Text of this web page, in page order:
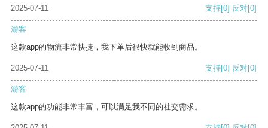
2025-07-11 支持[0] 反对[0]
游客
这款app的物流非常快捷，我下单后很快就能收到商品。
2025-07-11 支持[0] 反对[0]
游客
这款app的功能非常丰富，可以满足我不同的社交需求。